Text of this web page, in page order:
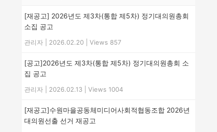
[재공고] 2026년도 제3차(통합 제5차) 정기대의원총회
소집 공고
관리자 2026.02.20 Views 857
[공고]2026년도 제3차(통합 제5차) 정기대의원총회 소
집 공고
관리자 2026.02.13 Views 1004
[재공고]수원마을공동체미디어사회적협동조합 2026년
대의원선출 선거 재공고